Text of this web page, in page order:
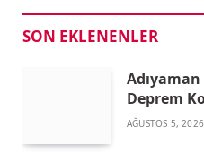
SON EKLENENLER
Deprem
AĞUSTOS 5, 2026